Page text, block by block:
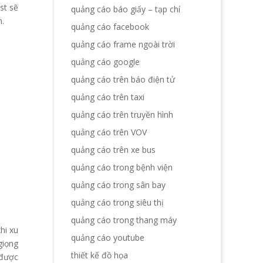
sẽ
xu
quảng cáo báo giấy – tạp chí
quảng cáo facebook
quảng cáo frame ngoài trời
quảng cáo google
quảng cáo trên báo điện tử
quảng cáo trên taxi
quảng cáo trên truyền hình
quảng cáo trên VOV
quảng cáo trên xe bus
quảng cáo trong bệnh viện
quảng cáo trong sân bay
quảng cáo trong siêu thị
quảng cáo trong thang máy
quảng cáo youtube
thiết kế đồ họa